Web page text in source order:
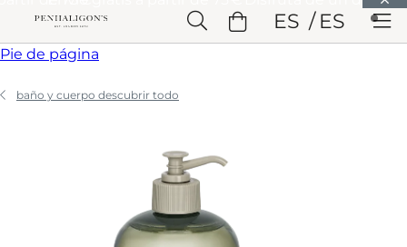
Saltar a Cabecera Saltar a Contenido principalSaltar a
Pie de página
ES ES
baño y cuerpo descubrir todo